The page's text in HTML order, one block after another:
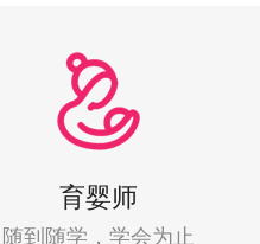
育婴师
随到随学，学会为止